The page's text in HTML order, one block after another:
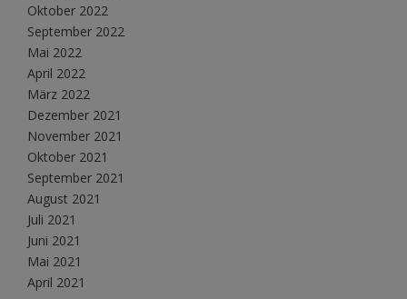
Oktober 2022
September 2022
Mai 2022
April 2022
März 2022
Dezember 2021
November 2021
Oktober 2021
September 2021
August 2021
Juli 2021
Juni 2021
Mai 2021
April 2021